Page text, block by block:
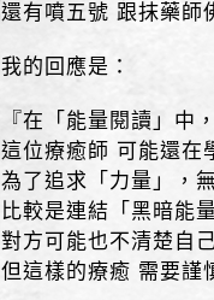
還有噴五號 跟抹藥師
我的回應是：
『在「能量閱讀」中，
這位療癒師 可能還在
為了追求「力量」，
比較是連結「黑暗能
對方可能也不清楚自
但這樣的療癒 需要謹